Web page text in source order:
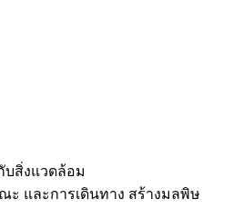
บสิ่งแวดล้อม
ะ และการเดินทาง สร้างมลพิษ